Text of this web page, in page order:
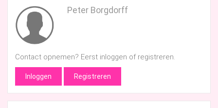
Peter Borgdorff
Contact opnemen? Eerst inloggen of registreren.
Inloggen Registreren